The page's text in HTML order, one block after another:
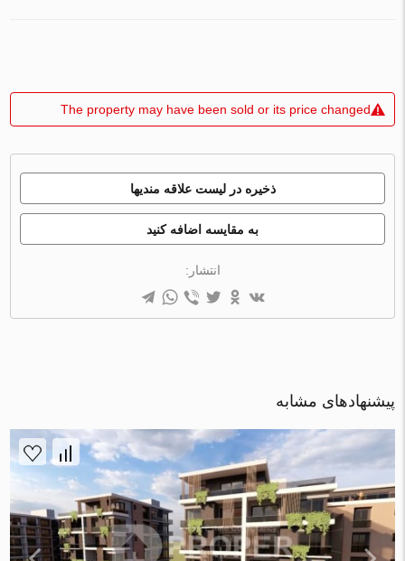
The property may have been sold or its price changed
ذخیره در لیست علاقه مندیها
به مقایسه اضافه کنید
انتشار:
پیشنهادهای مشابه